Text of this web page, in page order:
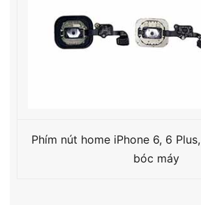
Phím nút home iPhone 6, 6
bóc máy